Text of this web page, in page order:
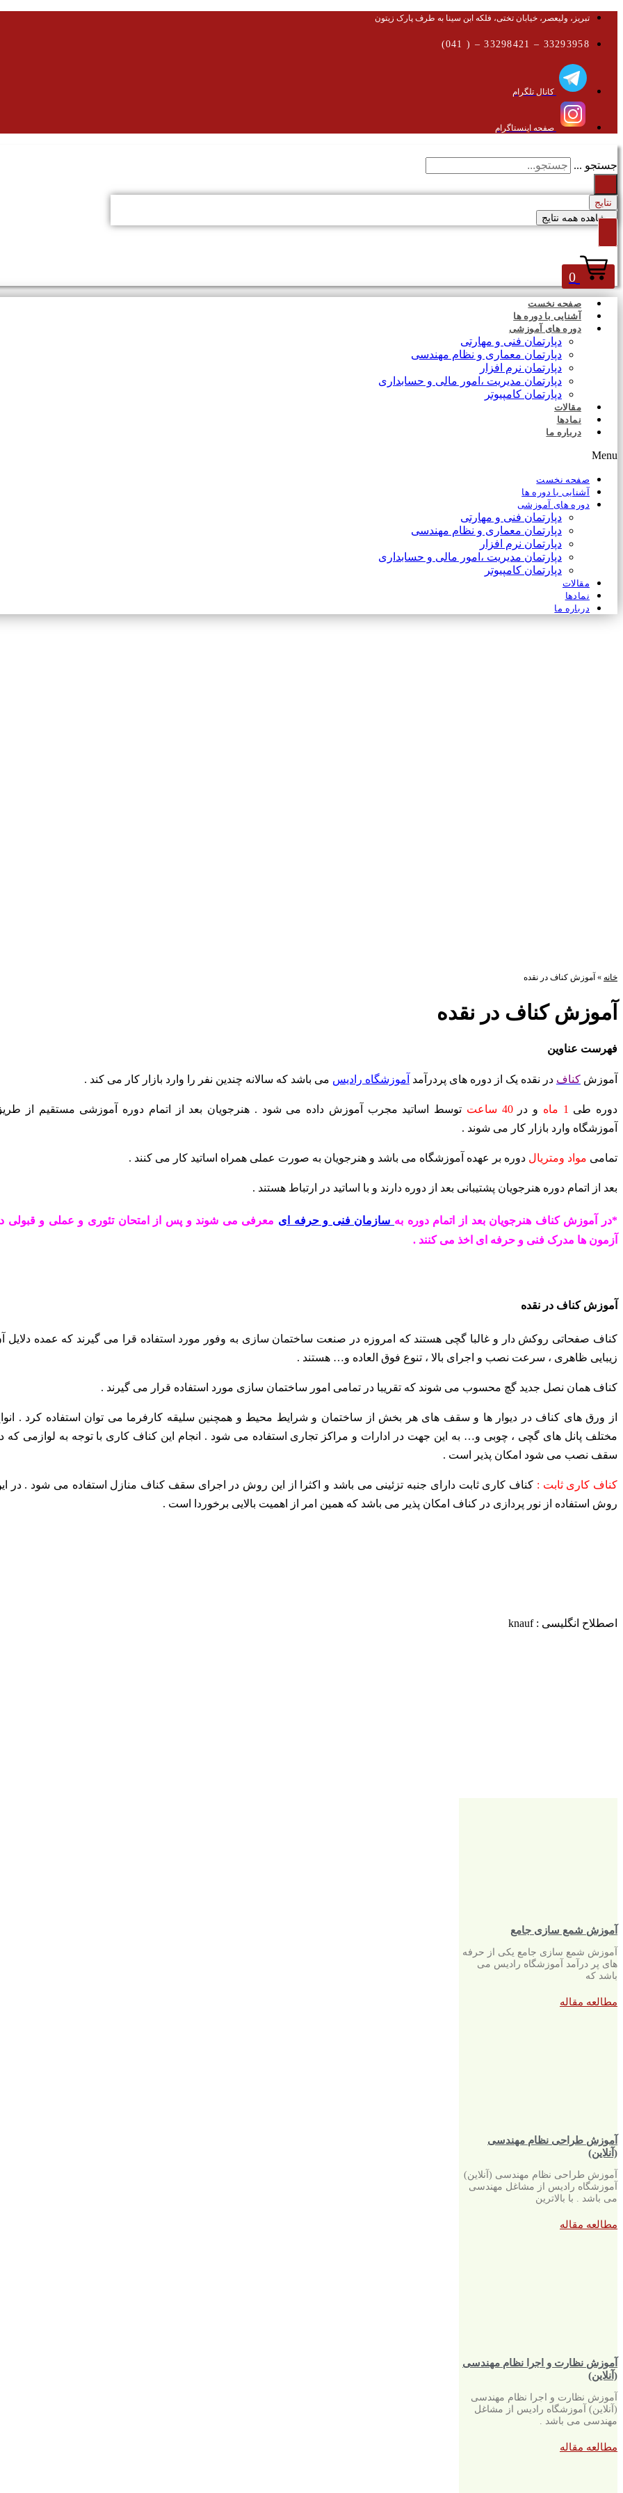
تبریز، ولیعصر، خیابان تختی، فلکه ابن سینا به طرف پارک زیتون
33293958 – 33298421 – ( 041)
کانال تلگرام
صفحه اینستاگرام
جستجو ...
نتایج
مشاهده همه نتایج
0
صفحه نخست
آشنایی با دوره ها
دوره های آموزشی
دپارتمان فنی و مهارتی
دپارتمان معماری و نظام مهندسی
دپارتمان نرم افزار
دپارتمان مدیریت ،امور مالی و حسابداری
دپارتمان کامپیوتر
مقالات
نمادها
درباره ما
Menu
صفحه نخست
آشنایی با دوره ها
دوره های آموزشی
دپارتمان فنی و مهارتی
دپارتمان معماری و نظام مهندسی
دپارتمان نرم افزار
دپارتمان مدیریت ،امور مالی و حسابداری
دپارتمان کامپیوتر
مقالات
نمادها
درباره ما
خانه » آموزش کناف در نقده
آموزش کناف در نقده
فهرست عناوین
آموزش کناف در نقده یک از دوره های پردرآمد آموزشگاه رادیس می باشد که سالانه چندین نفر را وارد بازار کار می کند .
دوره طی 1 ماه و در 40 ساعت
توسط اساتید مجرب آموزش داده می شود . هنرجویان بعد از اتمام دوره آموزشی مستقیم از
آموزشگاه وارد بازار کار می شوند .
تمامی مواد ومتریال دوره بر عهده آموزشگاه می باشد و هنرجویان به صورت عملی همراه اساتید کار می کنند .
بعد از اتمام دوره هنرجویان پشتیبانی بعد از دوره دارند و با اساتید در ارتباط هستند .
*در آموزش کناف هنرجویان بعد از اتمام دوره به سازمان فنی و حرفه ای معرفی می شوند و پس از امتحان تئوری و عملی و قبولی
آزمون ها مدرک فنی و حرفه ای اخذ می کنند .
آموزش کناف در نقده
کناف صفحاتی روکش دار و غالبا گچی هستند که امروزه در صنعت ساختمان سازی به وفور مورد استفاده قرا می گیرند که عمده دلایل
زیبایی ظاهری ، سرعت نصب و اجرای بالا ، تنوع فوق العاده و… هستند .
کناف همان نصل جدید گچ محسوب می شوند که تقریبا در تمامی امور ساختمان سازی مورد استفاده قرار می گیرند .
از ورق های کناف در دیوار ها و سقف های هر بخش از ساختمان و شرایط محیط و همچنین سلیقه کارفرما می توان استفاده کرد .
مختلف پانل های گچی ، چوبی و… به این جهت در ادارات و مراکز تجاری استفاده می شود . انجام این کناف کاری با توجه به لوازمی که
سقف نصب می شود امکان پذیر است .
کناف کاری ثابت : کناف کاری ثابت دارای جنبه تزئینی می باشد و اکثرا از این روش در اجرای سقف کناف منازل استفاده می شود . در
روش استفاده از نور پردازی در کناف امکان پذیر می باشد که همین امر از اهمیت بالایی برخوردا است .
اصطلاح انگلیسی : knauf
آموزش شمع سازی جامع
آموزش شمع سازی جامع یکی از حرفه
های پر درآمد آموزشگاه رادیس می
باشد که
مطالعه مقاله
آموزش طراحی نظام مهندسی
(آنلاین)
آموزش طراحی نظام مهندسی (آنلاین)
آموزشگاه رادیس از مشاغل مهندسی
می باشد . با بالاترین
مطالعه مقاله
آموزش نظارت و اجرا نظام مهندسی
(آنلاین)
آموزش نظارت و اجرا نظام مهندسی
(آنلاین) آموزشگاه رادیس از مشاغل
مهندسی می باشد .
مطالعه مقاله